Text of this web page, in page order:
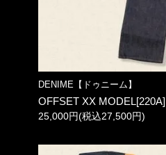
DENIME【ドゥニーム】
OFFSET XX MODEL[220A]
25,000円(税込27,500円)